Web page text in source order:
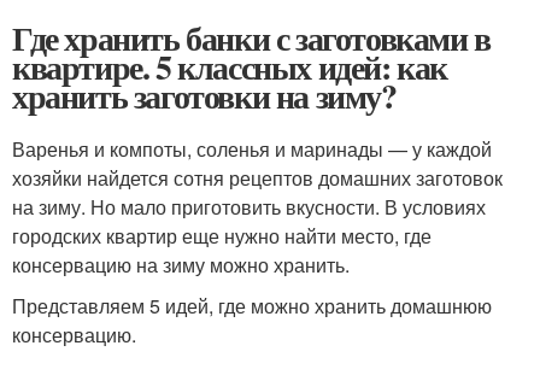
Где хранить банки с заготовками в
квартире. 5 классных идей: как
хранить заготовки на зиму?
Варенья и компоты, соленья и маринады — у каждой
хозяйки найдется сотня рецептов домашних заготовок
на зиму. Но мало приготовить вкусности. В условиях
городских квартир еще нужно найти место, где
консервацию на зиму можно хранить.
Представляем 5 идей, где можно хранить домашнюю
консервацию.